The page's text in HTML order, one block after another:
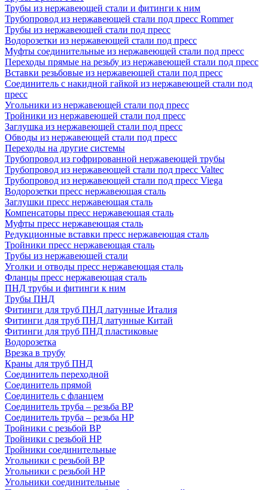
Трубы из нержавеющей стали и фитинги к ним
Трубопровод из нержавеющей стали под пресс Rommer
Трубы из нержавеющей стали под пресс
Водорозетки из нержавеющей стали под пресс
Муфты соединительные из нержавеющей стали под пресс
Переходы прямые на резьбу из нержавеющей стали под пресс
Вставки резьбовые из нержавеющей стали под пресс
Соединитель с накидной гайкой из нержавеющей стали под
пресс
Угольники из нержавеющей стали под пресс
Тройники из нержавеющей стали под пресс
Заглушка из нержавеющей стали под пресс
Обводы из нержавеющей стали под пресс
Переходы на другие системы
Трубопровод из гофрированной нержавеющей трубы
Трубопровод из нержавеющей стали под пресс Valtec
Трубопровод из нержавеющей стали под пресс Viega
Водорозетки пресс нержавеющая сталь
Заглушки пресс нержавеющая сталь
Компенсаторы пресс нержавеющая сталь
Муфты пресс нержавеющая сталь
Редукционные вставки пресс нержавеющая сталь
Тройники пресс нержавеющая сталь
Трубы из нержавеющей стали
Уголки и отводы пресс нержавеющая сталь
Фланцы пресс нержавеющая сталь
ПНД трубы и фитинги к ним
Трубы ПНД
Фитинги для труб ПНД латунные Италия
Фитинги для труб ПНД латунные Китай
Фитинги для труб ПНД пластиковые
Водорозетка
Врезка в трубу
Краны для труб ПНД
Соединитель переходной
Соединитель прямой
Соединитель с фланцем
Соединитель труба – резьба ВР
Соединитель труба – резьба НР
Тройники с резьбой ВР
Тройники с резьбой НР
Тройники соединительные
Угольники с резьбой ВР
Угольники с резьбой НР
Угольники соединительные